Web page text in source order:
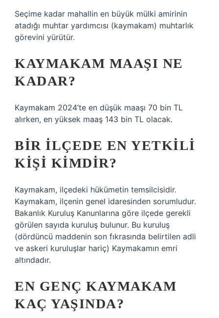
Seçime kadar mahallin en büyük mülki amirinin
atadığı muhtar yardımcısı (kaymakam) muhtarlık
görevini yürütür.
KAYMAKAM MAAŞI NE
KADAR?
Kaymakam 2024’te en düşük maaşı 70 bin TL
alırken, en yüksek maaş 143 bin TL olacak.
BIR ILÇEDE EN YETKILI
KIŞI KIMDIR?
Kaymakam, ilçedeki hükümetin temsilcisidir.
Kaymakam, ilçenin genel idaresinden sorumludur.
Bakanlık Kuruluş Kanunlarına göre ilçede gerekli
görülen sayıda kuruluş bulunur. Bu kuruluş
(dördüncü maddenin son fıkrasında belirtilen adli
ve askeri kuruluşlar hariç) Kaymakamın emri
altındadır.
EN GENÇ KAYMAKAM
KAÇ YAŞINDA?